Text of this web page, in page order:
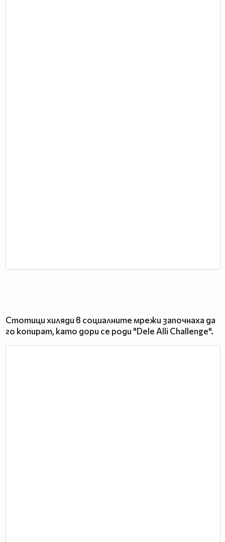
Стотици хиляди в социалните мрежи започнаха да
го копират, като дори се роди "Dele Alli Challenge".